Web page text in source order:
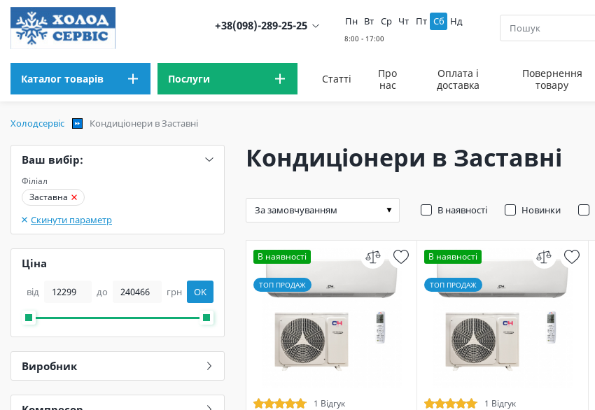
+38(098)-289-25-25 Пн Вт Ср Чт Пт Сб Нд
Каталог товарів Послуги Статті
Про
нас
Оплата і
доставка
Повернення
товару
Холодсервіс Кондиціонери в Заставні
Ваш вибір:
Філіал
Заставна
Скинути параметр
Ціна
від до грн OK
Виробник
Кондиціонери в Заставні
В наявності Новинки
В наявності
ТОП ПРОДАЖ
1 Відгук
В наявності
ТОП ПРОДАЖ
1 Відгук